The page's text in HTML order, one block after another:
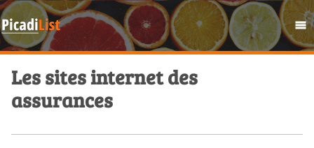
Les sites internet des
assurances